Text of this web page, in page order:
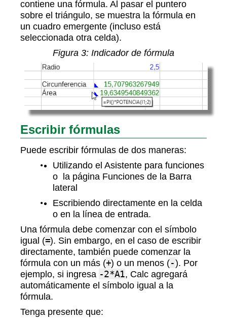
contiene una fórmula. Al pasar el puntero
sobre el triángulo, se muestra la fórmula en
un cuadro emergente (incluso está
seleccionada otra celda).
Figura 3: Indicador de fórmula
Escribir fórmulas
Puede escribir fórmulas de dos maneras:
Utilizando el Asistente para funciones
o la página Funciones de la Barra
lateral
Escribiendo directamente en la celda
o en la línea de entrada.
Una fórmula debe comenzar con el símbolo
igual (=). Sin embargo, en el caso de escribir
directamente, también puede comenzar la
fórmula con un más (+) o un menos (-). Por
ejemplo, si ingresa -2*A1, Calc agregará
automáticamente el símbolo igual a la
fórmula.
Tenga presente que: